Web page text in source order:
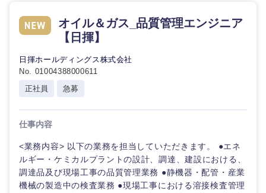
オイル＆ガス_品質管理エンジニア
【日揮】
日揮ホールディングス株式会社
No. 01004388000611
正社員
急募
仕事内容
<業務内容> 以下の業務を担当していただきます。 ●エネ
ルギー・ケミカルプラントの設計、調達、建設における、
調達品及び現場工事の品質管理業務 ●静機器・配管・産業
機械の製造中の検査業務 ●現場工事における溶接検査管理